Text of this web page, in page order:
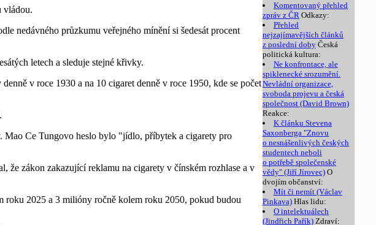
Komentovaný přehled
zpráv z ČR Odkazy:
Přehled
nejzajímavějších článků
z poslední doby Česká
politická kultura:
Ne konfrontace, ale
spiklenecké srozumění.
Nevládní organizace,
svoboda projevu a česká
společnost (David Brown)
Reakce:
K článku Stevena
Saxonberga "Znovu
o nesnášenlivých českých
studentech neboli
o potřebě společenské
vědy" (Jiří Jírovec) O
dvojím občanství:
Mít či nemít (Václav
Pinkava) Hlas lidu:
O intelektuálech
(Jindřich Pařík) Zdraví:
vládou.
nedávného průzkumu veřejného mínění si šedesát procent
letech a sleduje stejné křivky.
v roce 1930 a na 10 cigaret denně v roce 1950, kde se počet
Mao Ce Tungovo heslo bylo "jídlo, příbytek a cigarety pro
že zákon zakazující reklamu na cigarety v čínském rozhlase a v
2025 a 3 milióny ročně kolem roku 2050, pokud budou